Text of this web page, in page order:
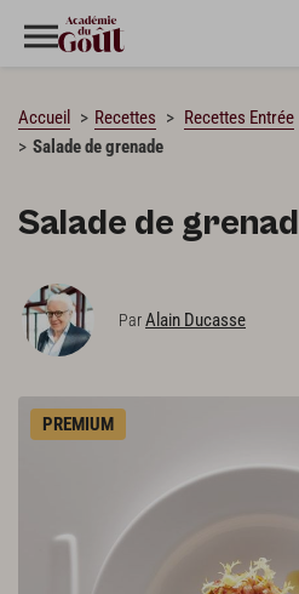
Accueil Recettes Recettes Entrée
Salade de grenade
Salade de
ParAlain Ducasse
PREMIUM
CHARGEMENT…